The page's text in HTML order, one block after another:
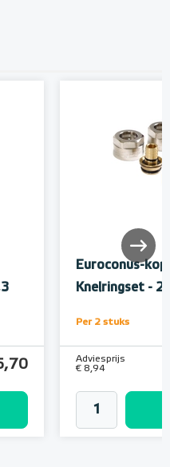
Euroconus-
Knelringset - 2
Per 2 stuks
Adviesprijs
€ 8,94